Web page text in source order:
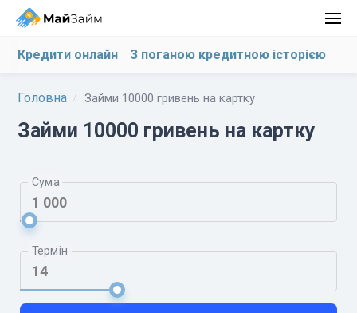
Кредити онлайн З поганою кредитною історією На
Головна Займи 10000 гривень на картку
Займи 10000 гривень на картку
Сума
Термін